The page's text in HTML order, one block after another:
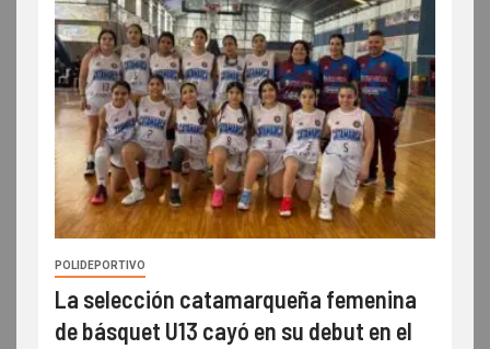
POLIDEPORTIVO
La selección catamarqueña femenina
de básquet U13 cayó en su debut en el